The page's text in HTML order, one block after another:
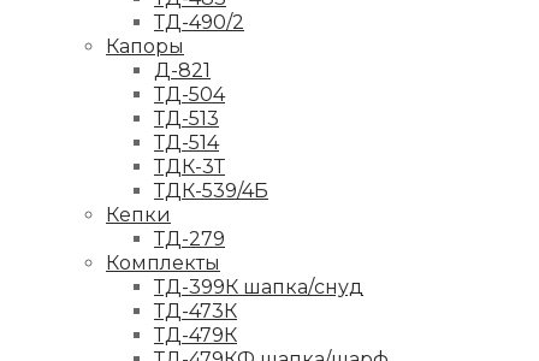
ТД-490/2
Капоры
Д-821
ТД-504
ТД-513
ТД-514
ТДК-3Т
ТДК-539/4Б
Кепки
ТД-279
Комплекты
ТД-399К шапка/снуд
ТД-473К
ТД-479К